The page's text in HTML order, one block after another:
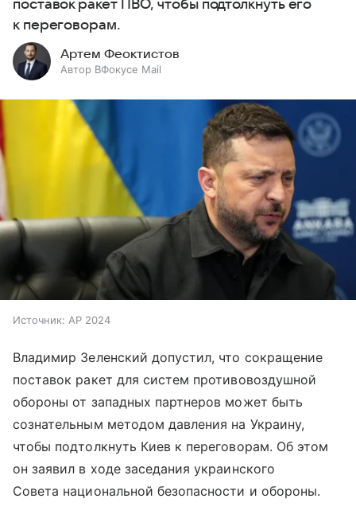
поставок ракет ПВО, чтобы подтолкнуть его
к переговорам.
Артем Феоктистов
Автор ВФокусе Mail
Источник: AP 2024
Владимир Зеленский допустил, что сокращение
поставок ракет для систем противовоздушной
обороны от западных партнеров может быть
сознательным методом давления на Украину,
чтобы подтолкнуть Киев к переговорам. Об этом
он заявил в ходе заседания украинского
Совета национальной безопасности и обороны.